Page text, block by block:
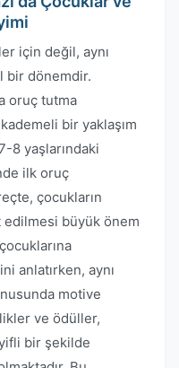
için değil, aynı
bir dönemdir.
oruç tutma
kademeli bir yaklaşım
8 yaşlarındaki
ilk oruç
çocukların
büyük önem
anlatırken, aynı
motive
ve ödüller,
bir şekilde